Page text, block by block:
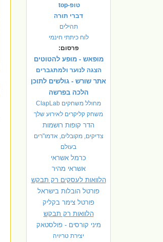
טופ-top
דברי תורה
תהילים
לוח כיתתי חינמי
פרסום:
מופאש - מופע להטוטים
הצגה לנוער ולמתגברים
אתר שורש - גולשים לתוכן
הלכה בפרשה
מחולל משחקים ClapLab
משחק קליקרים לאירוע שלך
הדר קופות רושמות
צדיקים, מקובלים, אדמו"רים
בעולם
כרמל אשראי
אשראי מהיר
הלוואות לעסקים רק תבקש
פורטל הובלות בישראל
פורטל צימר בקליק
הלוואות רק תבקש
מיני קורסים - פולסטאק
יצירת טריויה